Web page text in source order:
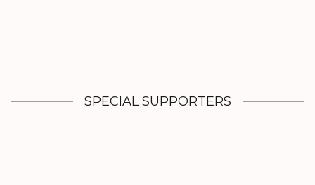
SPECIAL SUPPORTERS